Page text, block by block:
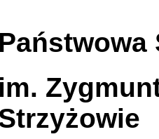
Państwowa
im.